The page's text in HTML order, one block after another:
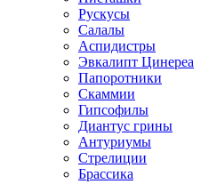
Рускусы
Салалы
Аспидистры
Эвкалипт Цинереа
Папоротники
Скаммии
Гипсофилы
Диантус грины
Антуриумы
Стрелиции
Брассика